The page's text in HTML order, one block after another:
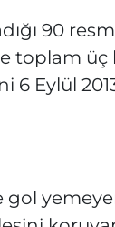
90
toplam
6 Eylül
gol